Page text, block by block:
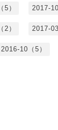
5） 2017-10
2） 2017-03
2016-10（5）